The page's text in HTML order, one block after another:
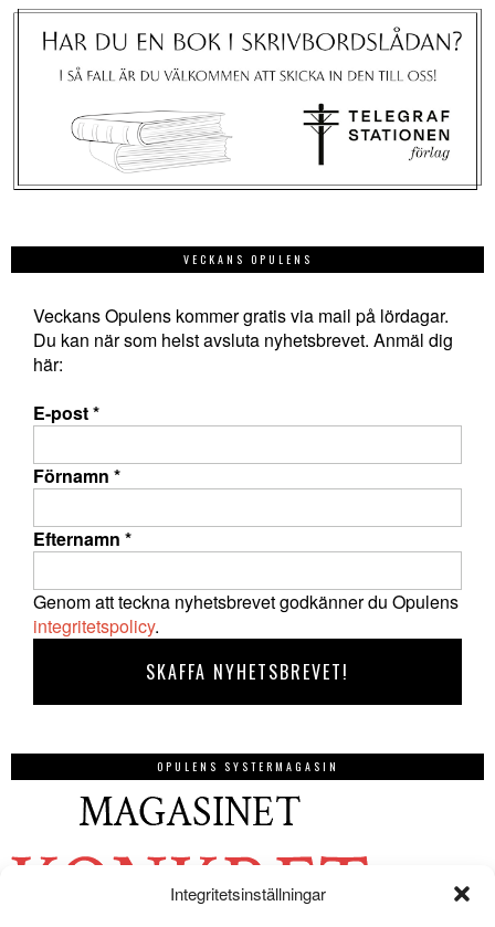
Integritetsinställningar
VECKANS OPULENS
Veckans Opulens kommer gratis via mail på lördagar.
Du kan när som helst avsluta nyhetsbrevet. Anmäl dig
här:
E-post*
Förnamn *
Efternamn *
Genom att teckna nyhetsbrevet godkänner du Opulens
integritetspolicy.
OPULENS SYSTERMAGASIN